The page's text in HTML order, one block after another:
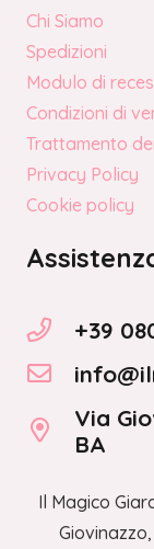
Chi Siamo
Spedizioni
Modulo di
Condizioni di
Trattamento
Privacy Policy
Cookie policy
+39
Via
BA
Il Magico